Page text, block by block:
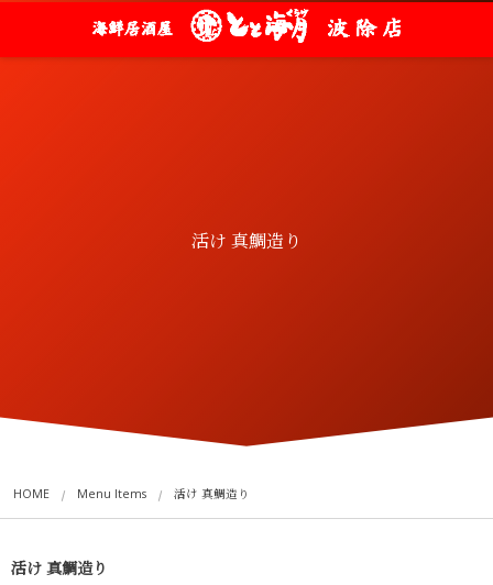
活け 真鯛造り
HOME Menu Items 活け 真鯛造り
活け 真鯛造り